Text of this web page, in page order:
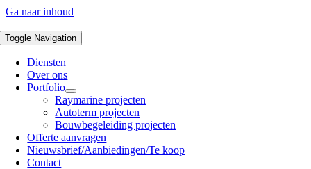
Ga naar inhoud
Toggle Navigation
Diensten
Over ons
Portfolio
Raymarine projecten
Autoterm projecten
Bouwbegeleiding projecten
Offerte aanvragen
Nieuwsbrief/Aanbiedingen/Te koop
Contact